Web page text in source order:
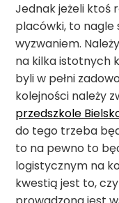
Jednak jeżeli ktoś
placówki, to nagle
wyzwaniem.
na kilka istotnych
byli w pełni
kolejności należy
przedszkole
do tego trzeba
to na pewno to
logistycznym na
kwestią jest to,